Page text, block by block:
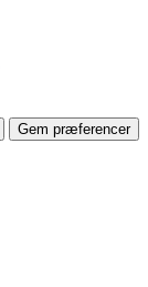
Gem præferencer